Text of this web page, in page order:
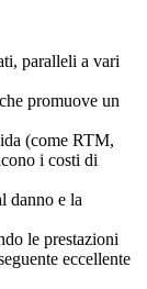
paralleli a vari
promuove un
(come RTM,
i costi di
danno e la
le prestazioni
eccellente